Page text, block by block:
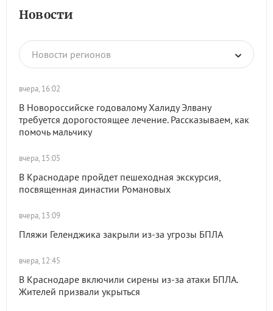
Новости
Новости регионов
вчера, 16:02
В Новороссийске годовалому Халиду Элвану
требуется дорогостоящее лечение. Рассказываем, как
помочь мальчику
вчера, 15:05
В Краснодаре пройдет пешеходная экскурсия,
посвященная династии Романовых
вчера, 13:09
Пляжи Геленджика закрыли из-за угрозы БПЛА
вчера, 12:45
В Краснодаре включили сирены из-за атаки БПЛА.
Жителей призвали укрыться